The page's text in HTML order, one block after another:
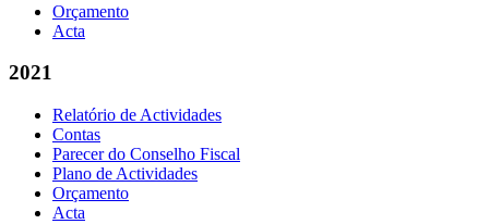
Orçamento
Acta
2021
Relatório de Actividades
Contas
Parecer do Conselho Fiscal
Plano de Actividades
Orçamento
Acta